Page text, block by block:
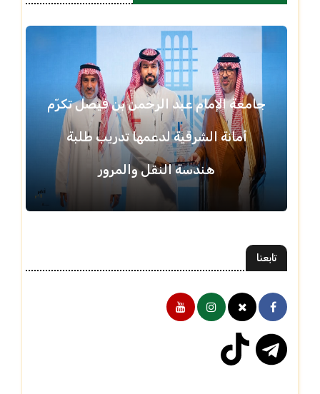
جامعة الإمام عبد الرحمن بن فيصل تكرّم
أمانة الشرقية لدعمها تدريب طلبة
هندسة النقل والمرور
تابعنا